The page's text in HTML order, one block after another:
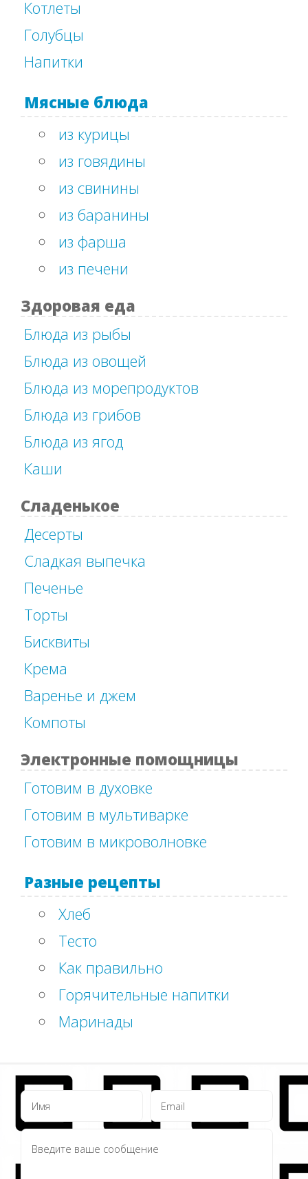
Котлеты
Голубцы
Напитки
Мясные блюда
из курицы
из говядины
из свинины
из баранины
из фарша
из печени
Здоровая еда
Блюда из рыбы
Блюда из овощей
Блюда из морепродуктов
Блюда из грибов
Блюда из ягод
Каши
Сладенькое
Десерты
Сладкая выпечка
Печенье
Торты
Бисквиты
Крема
Варенье и джем
Компоты
Электронные помощницы
Готовим в духовке
Готовим в мультиварке
Готовим в микроволновке
Разные рецепты
Хлеб
Тесто
Как правильно
Горячительные напитки
Маринады